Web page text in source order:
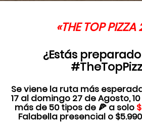
«THE TOP
¿Estás
Se viene la ruta más
17 al domingo 27 de Agosto,
más de 50 tipos de 🍕 a solo
Falabella presencial o